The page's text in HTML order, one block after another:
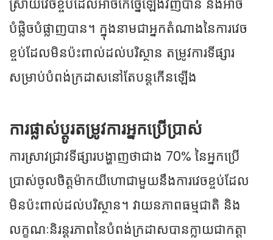
ស្រាយវេចខ្ចប់ដែលអាចកែច្នៃឡើងវិញបាន និងអាច
បំផ្លិចបំផ្លាញបាន។ ក្នុងនាមជាអ្នកតំណាងនៃការវេច
ខ្ចប់ដែលមិនប៉ះពាល់ដល់បរិស្ថាន តម្រូវការទីផ្សារ
សម្រាប់បំពង់ក្រដាសនៅតែបន្តកើនឡើង
ការផ្លាស់ប្តូរតម្រូវការអ្នកប្រើប្រាស់
ការស្រាវជ្រាវទីផ្សារបង្ហាញថាជាង 70% នៃអ្នកប្រើ
ប្រាស់ចូលចិត្តម៉ាកយីហោជាមួយនឹងការវេចខ្ចប់ដែល
មិនប៉ះពាល់ដល់បរិស្ថាន។ វាយនភាពធម្មជាតិ និង
លក្ខណៈនិរន្តរភាពនៃបំពង់ក្រដាសបានក្លាយជាកត្តា